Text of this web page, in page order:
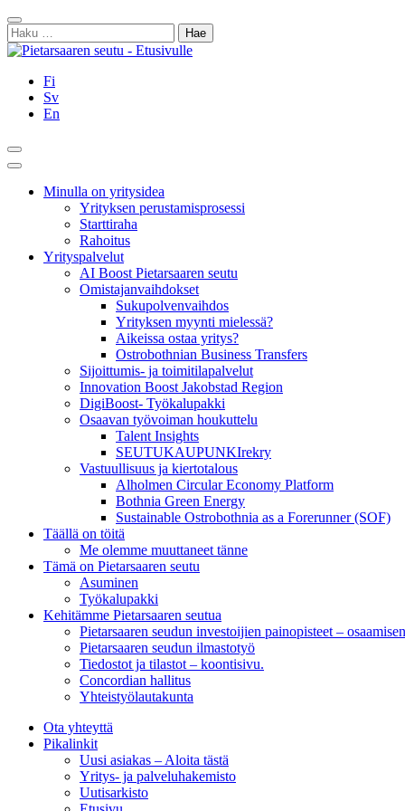
Siirry
sisältöön
Sulje
Haku:
Fi
Sv
En
Hae
Päävalikko
Minulla on yritysidea
Yrityksen perustamisprosessi
Starttiraha
Rahoitus
Yrityspalvelut
AI Boost Pietarsaaren seutu
Omistajanvaihdokset
Sukupolvenvaihdos
Yrityksen myynti mielessä?
Aikeissa ostaa yritys?
Ostrobothnian Business Transfers
Sijoittumis- ja toimitilapalvelut
Innovation Boost Jakobstad Region
DigiBoost- Työkalupakki
Osaavan työvoiman houkuttelu
Talent Insights
SEUTUKAUPUNKIrekry
Vastuullisuus ja kiertotalous
Alholmen Circular Economy Platform
Bothnia Green Energy
Sustainable Ostrobothnia as a Forerunner (SOF)
Täällä on töitä
Me olemme muuttaneet tänne
Tämä on Pietarsaaren seutu
Asuminen
Työkalupakki
Kehitämme Pietarsaaren seutua
Pietarsaaren seudun investoijien painopisteet –
Pietarsaaren seudun ilmastotyö
Tiedostot ja tilastot – koontisivu.
Concordian hallitus
Yhteistyölautakunta
Ota yhteyttä
Pikalinkit
Uusi asiakas – Aloita tästä
Yritys- ja palveluhakemisto
Uutisarkisto